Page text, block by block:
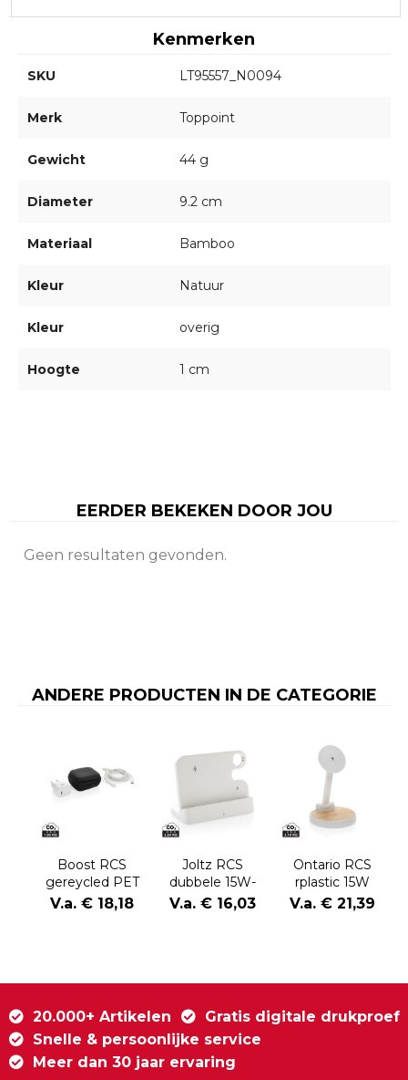
Kenmerken
SKU LT95557_N0094
Merk Toppoint
Gewicht 44 g
Diameter 9.2 cm
Materiaal Bamboo
Kleur Natuur
Kleur overig
Hoogte 1 cm
EERDER BEKEKEN DOOR JOU
Geen resultaten gevonden.
ANDERE PRODUCTEN IN DE CATEGORIE
Boost RCS
gereycled PET
20W type C 2-
V.a. € 18,18
Joltz RCS
dubbele 15W-
oplader van
gerecycled
V.a. € 16,03
Ontario RCS
rplastic 15W
magnetische 2
in 1 lader
V.a. € 21,39
20.000+ Artikelen
Gratis digitale drukproef
Snelle & persoonlijke service
Meer dan 30 jaar ervaring